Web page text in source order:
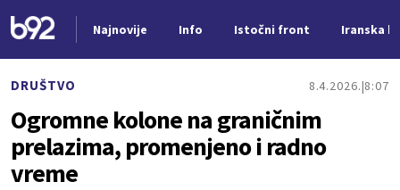
Najnovije Info Istočni front Iranska
DRUŠTVO 8.4.2026. 8:07
Ogromne kolone na graničnim
prelazima, promenjeno i radno
vreme